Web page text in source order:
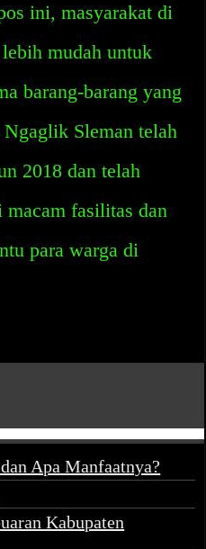
ini, masyarakat di
mudah untuk
barang-barang yang
Sleman telah
2018 dan telah
macam fasilitas dan
para warga di
Apa Manfaatnya?
Kabupaten